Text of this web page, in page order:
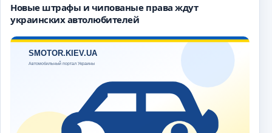
Новые штрафы и чипованые права ждут
украинских автолюбителей